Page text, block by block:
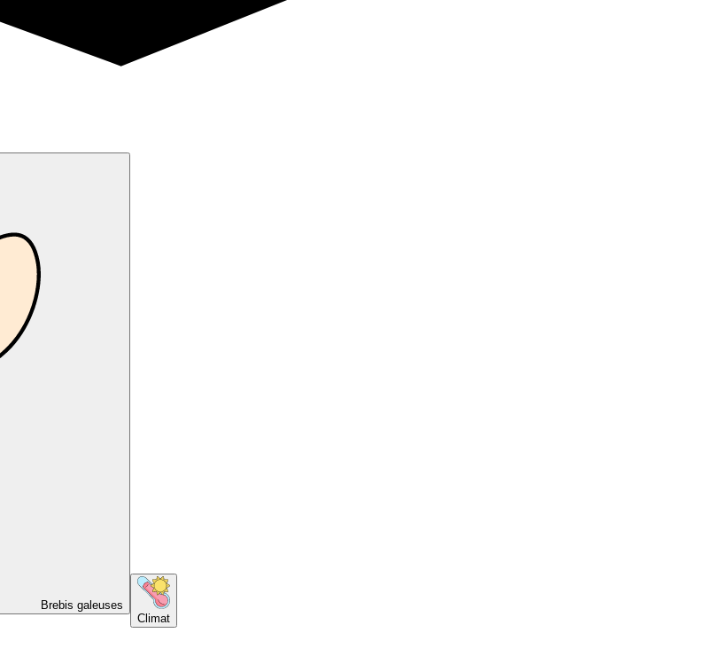
Brebis galeuses
Climat